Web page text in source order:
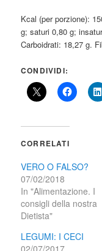
Kcal (per porzione):
g; saturi 0,80 g;
Carboidrati: 18,27 g.
CONDIVIDI:
CORRELATI
VERO O FALSO?
07/02/2018
In "Alimentazione. I
consigli della nostra
Dietista"
LEGUMI: I CECI